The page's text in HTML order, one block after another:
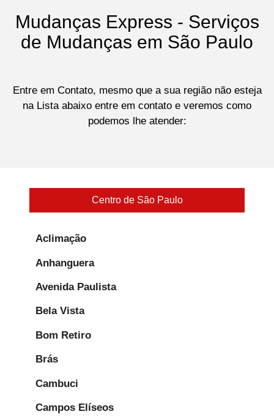
Mudanças Express - Serviços
de Mudanças em São Paulo
Entre em Contato, mesmo que a sua região não esteja
na Lista abaixo entre em contato e veremos como
podemos lhe atender:
Centro de São Paulo
Aclimação
Anhanguera
Avenida Paulista
Bela Vista
Bom Retiro
Brás
Cambuci
Campos Elíseos